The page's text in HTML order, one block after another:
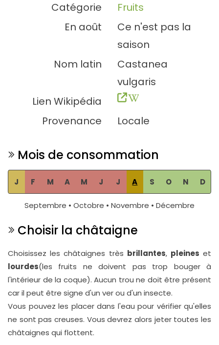
Catégorie
Fruits
En août
Ce n'est pas la
saison
Nom latin
Castanea
vulgaris
Lien Wikipédia
Provenance
Locale
Mois de consommation
J F M A M J J A S O N D
Septembre • Octobre • Novembre • Décembre
Choisir la châtaigne
Choisissez les châtaignes très brillantes, pleines et
lourdes(les fruits ne doivent pas trop bouger à
l'intérieur de la coque). Aucun trou ne doit être présent
car il peut être signe d'un ver ou d'un insecte.
Vous pouvez les placer dans l'eau pour vérifier qu'elles
ne sont pas creuses. Vous devrez alors jeter toutes les
châtaignes qui flottent.